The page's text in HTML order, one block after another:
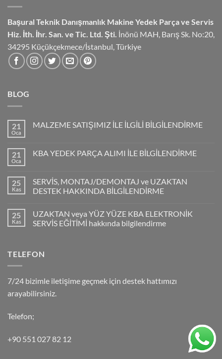
Başural Teknik Danışmanlık Makine Yedek Parça ve Servis
Hiz. İth. İhr. San. ve Tic. Ltd. Şti. İnönü MAH, Barış Sk. No:20,
34295 Küçükçekmece/İstanbul, Türkiye
BLOG
21
Oca
MALZEME SATIŞIMIZ İLE İLGİLİ BİLGİLENDİRME
21
Oca
KBA YEDEK PARÇA ALIMI İLE BİLGİLENDİRME
25
Kas
SERVİS, MONTAJ/DEMONTAJ ve UZAKTAN
DESTEK HAKKINDA BİLGİLENDİRME
25
Kas
UZAKTAN veya YÜZ YÜZE KBA ELEKTRONİK
SERVİS EĞİTİMİ hakkında bilgilendirme
TELEFON
7/24 bizimle iletişime geçmek için destek hattımızı
arayabilirsiniz.
Telefon;
+90 551 027 82 12